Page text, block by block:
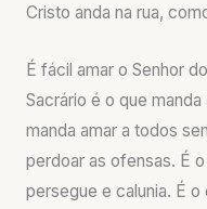
Cristo anda na rua,
É fácil amar o Senhor
Sacrário é o que
manda amar a todos
perdoar as ofensas. É
persegue e calunia. É